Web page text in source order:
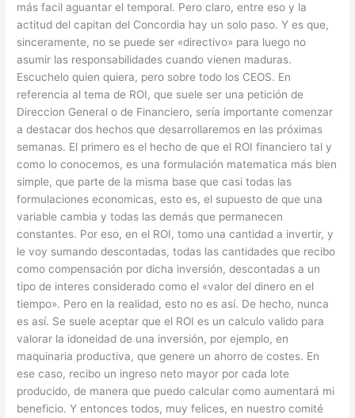
más facil aguantar el temporal. Pero claro, entre eso y la
actitud del capitan del Concordia hay un solo paso. Y es que,
sinceramente, no se puede ser «directivo» para luego no
asumir las responsabilidades cuando vienen maduras.
Escuchelo quien quiera, pero sobre todo los CEOS. En
referencia al tema de ROI, que suele ser una petición de
Direccion General o de Financiero, sería importante comenzar
a destacar dos hechos que desarrollaremos en las próximas
semanas. El primero es el hecho de que el ROI financiero tal y
como lo conocemos, es una formulación matematica más bien
simple, que parte de la misma base que casi todas las
formulaciones economicas, esto es, el supuesto de que una
variable cambia y todas las demás que permanecen
constantes. Por eso, en el ROI, tomo una cantidad a invertir, y
le voy sumando descontadas, todas las cantidades que recibo
como compensación por dicha inversión, descontadas a un
tipo de interes considerado como el «valor del dinero en el
tiempo». Pero en la realidad, esto no es así. De hecho, nunca
es así. Se suele aceptar que el ROI es un calculo valido para
valorar la idoneidad de una inversión, por ejemplo, en
maquinaria productiva, que genere un ahorro de costes. En
ese caso, recibo un ingreso neto mayor por cada lote
producido, de manera que puedo calcular como aumentará mi
beneficio. Y entonces todos, muy felices, en nuestro comité